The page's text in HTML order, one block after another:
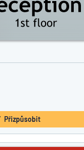
Přizpůsobit